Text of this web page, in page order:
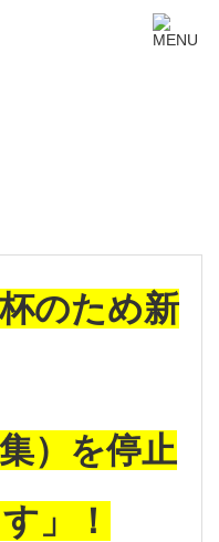
杯のため新
集）を停止
」！